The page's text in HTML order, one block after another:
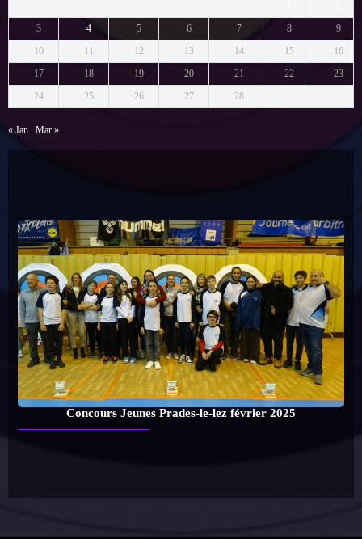
3
4 5 6 7 8
9
10
11 12 13 14 15
16
17
18 19 20 21 22
23
24
25 26 27 28
« Jan Mar »
Concours Jeunes Prades-le-lez février 2025